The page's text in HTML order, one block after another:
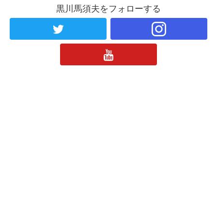
黒川馬須夫をフォローする